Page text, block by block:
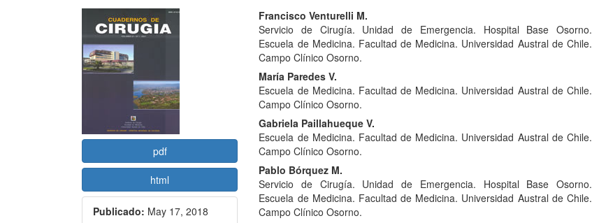
Barra
lateral
del
artículo
pdf
html
Publicado: May 17, 2018
Contenido
principal
del
artículo
Francisco Venturelli M.
Servicio de Cirugía. Unidad de Emergencia. Hospital Base Osorno.
Escuela de Medicina. Facultad de Medicina. Universidad Austral de Chile.
Campo Clínico Osorno.
María Paredes V.
Escuela de Medicina. Facultad de Medicina. Universidad Austral de Chile.
Campo Clínico Osorno.
Gabriela Paillahueque V.
Escuela de Medicina. Facultad de Medicina. Universidad Austral de Chile.
Campo Clínico Osorno.
Pablo Bórquez M.
Servicio de Cirugía. Unidad de Emergencia. Hospital Base Osorno.
Escuela de Medicina. Facultad de Medicina. Universidad Austral de Chile.
Campo Clínico Osorno.